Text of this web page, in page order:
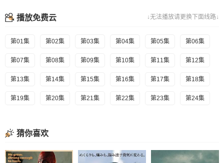
↓无法播放请更换下面线路↓
播放免费云
第01集 第02集 第03集 第04集 第05集 第06集
第07集 第08集 第09集 第10集 第11集 第12集
第13集 第14集 第15集 第16集 第17集 第18集
第19集 第20集 第21集 第22集 第23集 第24集
猜你喜欢